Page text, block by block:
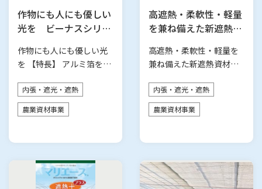
作物にも人にも優しい
光を ビーナスシリー
テン）
作物にも人にも優しい光
を 【特長】 アルミ箔を用
ナスラッセ…
内張・遮光・遮熱
農業資材事業
高遮熱・柔軟性・軽量
を兼ね備えた新遮熱資
プラス™
高遮熱・柔軟性・軽量を
兼ね備えた新遮熱資材
野菜、花卉類…
内張・遮光・遮熱
農業資材事業